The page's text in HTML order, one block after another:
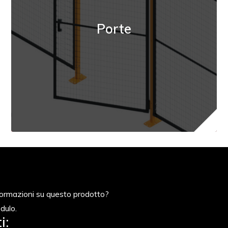
Porte
su questo prodotto?